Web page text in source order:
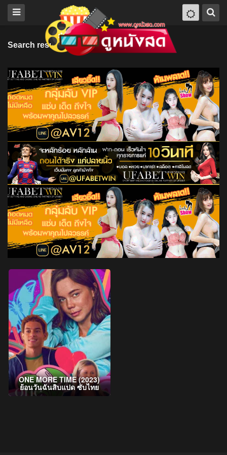
Search results for "Hedda Stiernstedt"
ONE MORE TIME (2023)
ย้อนวันฉันสิบแปด ซับไทย